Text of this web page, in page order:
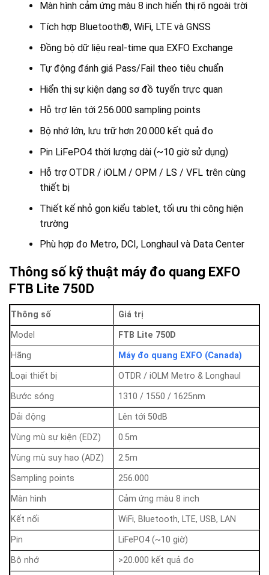
Màn hình cảm ứng màu 8 inch hiển thị rõ ngoài trời
Tích hợp Bluetooth®, WiFi, LTE và GNSS
Đồng bộ dữ liệu real-time qua EXFO Exchange
Tự động đánh giá Pass/Fail theo tiêu chuẩn
Hiển thị sự kiện dạng sơ đồ tuyến trực quan
Hỗ trợ lên tới 256.000 sampling points
Bộ nhớ lớn, lưu trữ hơn 20.000 kết quả đo
Pin LiFePO4 thời lượng dài (~10 giờ sử dụng)
Hỗ trợ OTDR / iOLM / OPM / LS / VFL trên cùng
thiết bị
Thiết kế nhỏ gọn kiểu tablet, tối ưu thi công hiện
trường
Phù hợp đo Metro, DCI, Longhaul và Data Center
Thông số kỹ thuật máy đo quang EXFO
FTB Lite 750D
Thông số
Giá trị
Model
FTB Lite 750D
Hãng
Máy đo quang EXFO (Canada)
Loại thiết bị
OTDR / iOLM Metro & Longhaul
Bước sóng
1310 / 1550 / 1625nm
Dải động
Lên tới 50dB
Vùng mù sự kiện (EDZ)
0.5m
Vùng mù suy hao (ADZ)
2.5m
Sampling points
256.000
Màn hình
Cảm ứng màu 8 inch
Kết nối
WiFi, Bluetooth, LTE, USB, LAN
Pin
LiFePO4 (~10 giờ)
Bộ nhớ
>20.000 kết quả đo